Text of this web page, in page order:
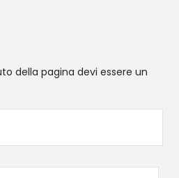
della pagina devi essere un